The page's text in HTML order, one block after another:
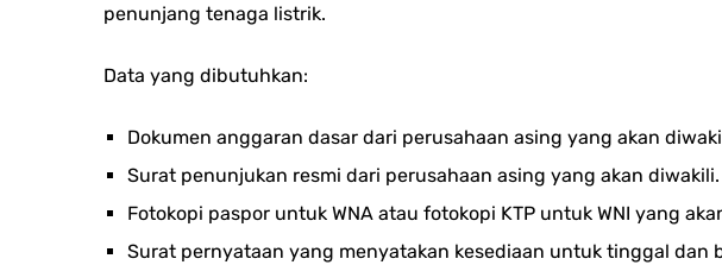
penunjang tenaga listrik.
Data yang dibutuhkan:
Dokumen anggaran dasar dari perusahaan asing yang akan
Surat penunjukan resmi dari perusahaan asing yang akan diwakili.
Fotokopi paspor untuk WNA atau fotokopi KTP untuk WNI yang
Surat pernyataan yang menyatakan kesediaan untuk tinggal dan